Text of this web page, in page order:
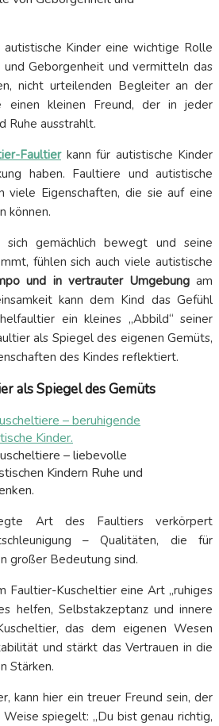
Kinder eine wichtige Rolle
Geborgenheit und vermitteln das
nicht urteilenden Begleiter an der
kleinen Freund, der in jeder
Ruhe ausstrahlt.
Faultierkann für autistische Kinder
haben. Faultiere und autistische
viele Eigenschaften, die sie auf eine
können.
gemächlich bewegt und seine
fühlen sich auch viele autistische
und in vertrauter Umgebungam
kann dem Kind das Gefühl
ein kleines „Abbild“ seiner
als Spiegel des eigenen Gemüts,
des Kindes reflektiert.
als Spiegel des Gemüts
– liebevolle
Kindern Ruhe und
Art des Faultiers verkörpert
– Qualitäten, die für
großer Bedeutung sind.
Faultier-Kuscheltier eine Art „ruhiges
helfen, Selbstakzeptanz und innere
das dem eigenen Wesen
und stärkt das Vertrauen in die
Stärken.
kann hier ein treuer Freund sein, der
spiegelt: „Du bist genau richtig,